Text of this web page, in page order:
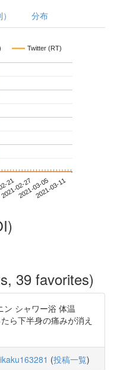
分布
Twitter (RT)
21
2021-02-272021-03-052021-03-11
39 favorites)
ン シャワー浴 体温
ら下半身の痛みが消え
(投稿一覧)